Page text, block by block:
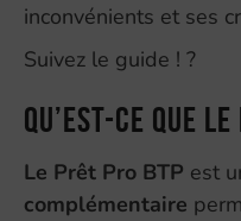
inconvénients et ses
Suivez le guide ! ?
Qu’est-ce que
Le Prêt Pro BTP est
complémentaire